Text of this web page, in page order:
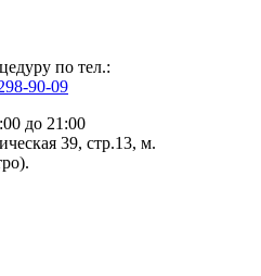
по тел.:
90-09
до 21:00
39, стр.13, м.